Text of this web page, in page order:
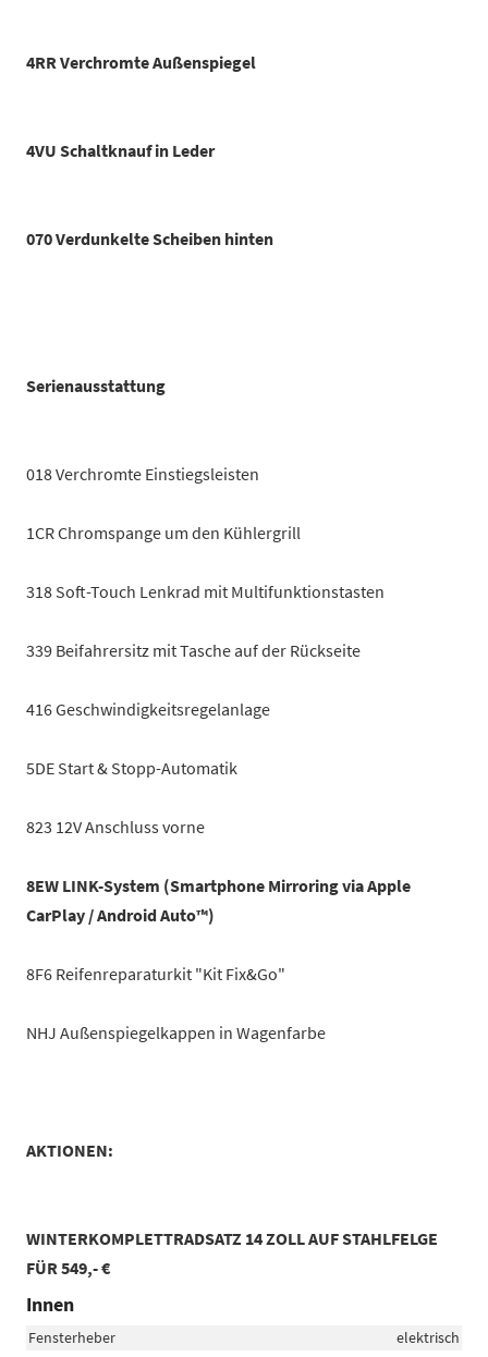
4RR Verchromte Außenspiegel
4VU Schaltknauf in Leder
070 Verdunkelte Scheiben hinten
Serienausstattung
018 Verchromte Einstiegsleisten
1CR Chromspange um den Kühlergrill
318 Soft-Touch Lenkrad mit Multifunktionstasten
339 Beifahrersitz mit Tasche auf der Rückseite
416 Geschwindigkeitsregelanlage
5DE Start & Stopp-Automatik
823 12V Anschluss vorne
8EW LINK-System (Smartphone Mirroring via Apple
CarPlay / Android Auto™)
8F6 Reifenreparaturkit "Kit Fix&Go"
NHJ Außenspiegelkappen in Wagenfarbe
AKTIONEN:
WINTERKOMPLETTRADSATZ 14 ZOLL AUF STAHLFELGE
FÜR 549,- €
Innen
Fensterheber
elektrisch